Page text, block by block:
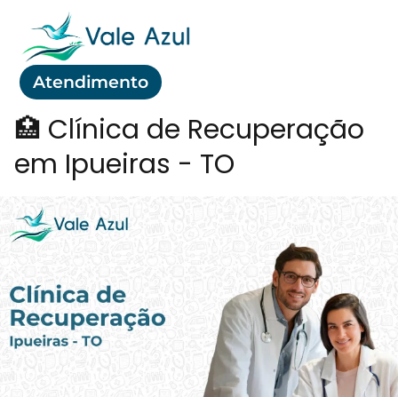
Atendimento
🏥 Clínica de Recuperação
em Ipueiras - TO